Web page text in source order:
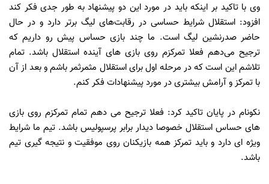
وی با تاکید بر اینکه باید در مورد این دو پیشنهاد به طور جدی فکر کند
افزود: استقلال شرایط حساسی در رقابت‌های لیگ برتر دارد و در حال
حاضر صدرنشین لیگ است. ما چند بازی حساس پیش رو داریم که
ترجیح می‌دهم فعلا تمرکزم روی بازی های آینده استقلال باشد. تمام
تلاشم این است که در مرحله اول برای استقلال مثمرثمر باشم و بعد از آن
با تمرکز و آرامش بیشتری در مورد پیشنهادات فکر کنم.
نکونام در پایان تاکید کرد: فعلا ترجیح می دهم تمام تمرکزم روی بازی
های حساس استقلال خصوصا دیدار برابر پرسپولیس باشد. تیم ما شرایط
ویژه ای دارد و باید تمرکز همه بازیکنان روی موفقیت و نتیجه گیری تیم
باشد.